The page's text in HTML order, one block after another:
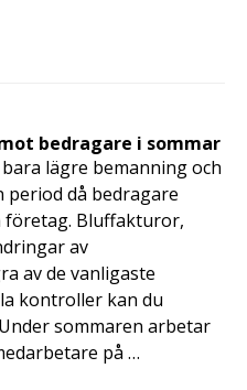
bedragare i sommar
lägre bemanning och
period då bedragare
företag. Bluffakturor,
av
av de vanligaste
kontroller kan du
sommaren arbetar
på …